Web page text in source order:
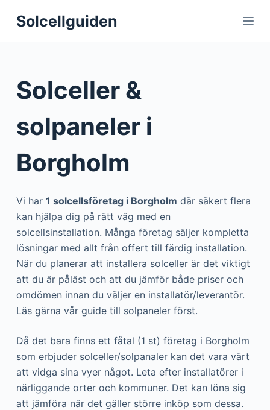
S
o
o
Solcellguiden
Solceller &
solpaneler i
Borgholm
Vi har 1 solcellsföretag i Borgholm där säkert flera
kan hjälpa dig på rätt väg med en
solcellsinstallation. Många företag säljer kompletta
lösningar med allt från offert till färdig installation.
När du planerar att installera solceller är det viktigt
att du är påläst och att du jämför både priser och
omdömen innan du väljer en installatör/leverantör.
Läs gärna vår guide till solpaneler först.
Då det bara finns ett fåtal (1 st) företag i Borgholm
som erbjuder solceller/solpanaler kan det vara värt
att vidga sina vyer något. Leta efter installatörer i
närliggande orter och kommuner. Det kan löna sig
att jämföra när det gäller större inköp som dessa.